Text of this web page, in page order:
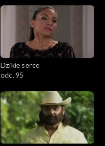
Dzikie serce
odc. 95